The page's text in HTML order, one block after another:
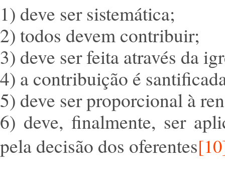
1) deve ser sistemática;
2) todos devem contribuir;
3) deve ser feita através da
4) a contribuição é
5) deve ser proporcional à
6) deve, finalmente, ser
pela decisão dos oferentes